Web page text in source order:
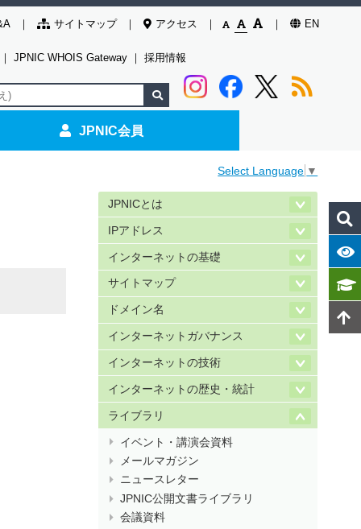
サイトマップ アクセス EN
｜ JPNIC WHOIS Gateway ｜ 採用情報
JPNIC会員
Select Language ▼
JPNICとは
IPアドレス
インターネットの基礎
サイトマップ
ドメイン名
インターネットガバナンス
インターネットの技術
インターネットの歴史・統計
ライブラリ
イベント・講演会資料
メールマガジン
ニュースレター
JPNIC公開文書ライブラリ
会議資料